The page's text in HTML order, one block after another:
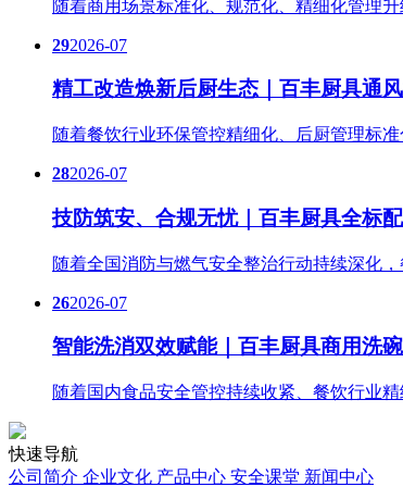
随着商用场景标准化、规范化、精细化管理
292026-07
精工改造焕新后厨生态｜百丰厨具通
随着餐饮行业环保管控精细化、后厨管理标
282026-07
技防筑安、合规无忧｜百丰厨具全标
随着全国消防与燃气安全整治行动持续深化
262026-07
智能洗消双效赋能｜百丰厨具商用洗
随着国内食品安全管控持续收紧、餐饮行业
快速导航
公司简介 企业文化 产品中心 安全课堂 新闻中心